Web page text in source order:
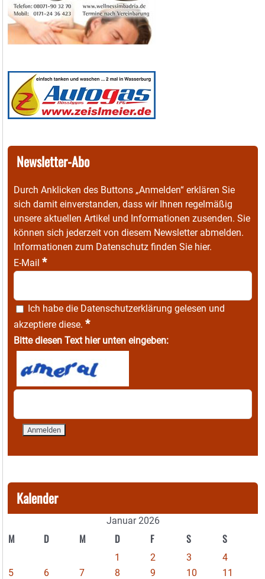
Newsletter-Abo
Durch Anklicken des Buttons „Anmelden“ erklären Sie
sich damit einverstanden, dass wir Ihnen regelmäßig
unsere aktuellen Artikel und Informationen zusenden. Sie
können sich jederzeit von diesem Newsletter abmelden.
Informationen zum Datenschutz finden Sie hier.
E-Mail *
Ich habe die Datenschutzerklärung gelesen und
akzeptiere diese. *
Bitte diesen Text hier unten eingeben:
Kalender
Januar 2026
M D M D F S S
1 2 3
4
5
6 7 8 9 10
11